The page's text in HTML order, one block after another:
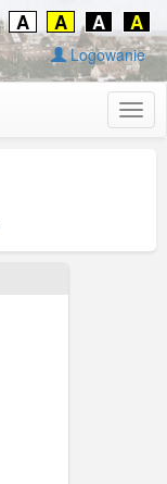
A A A A
Logowanie